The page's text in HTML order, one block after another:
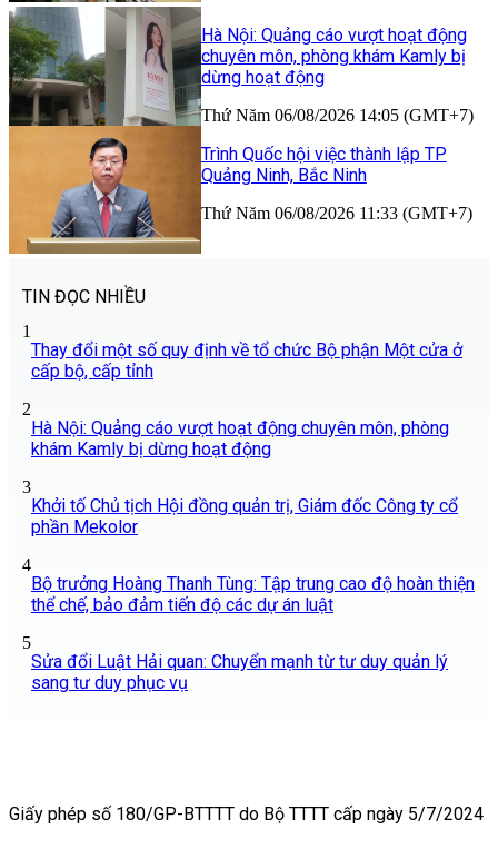
Hà Nội: Quảng cáo vượt hoạt động
chuyên môn, phòng khám Kamly bị
dừng hoạt động
Thứ Năm 06/08/2026 14:05 (GMT+7)
Trình Quốc hội việc thành lập TP
Quảng Ninh, Bắc Ninh
Thứ Năm 06/08/2026 11:33 (GMT+7)
TIN ĐỌC NHIỀU
1
Thay đổi một số quy định về tổ chức Bộ phận Một cửa ở
cấp bộ, cấp tỉnh
2
Hà Nội: Quảng cáo vượt hoạt động chuyên môn, phòng
khám Kamly bị dừng hoạt động
3
Khởi tố Chủ tịch Hội đồng quản trị, Giám đốc Công ty cổ
phần Mekolor
4
Bộ trưởng Hoàng Thanh Tùng: Tập trung cao độ hoàn thiện
thể chế, bảo đảm tiến độ các dự án luật
5
Sửa đổi Luật Hải quan: Chuyển mạnh từ tư duy quản lý
sang tư duy phục vụ
Giấy phép số 180/GP-BTTTT do Bộ TTTT cấp ngày 5/7/2024